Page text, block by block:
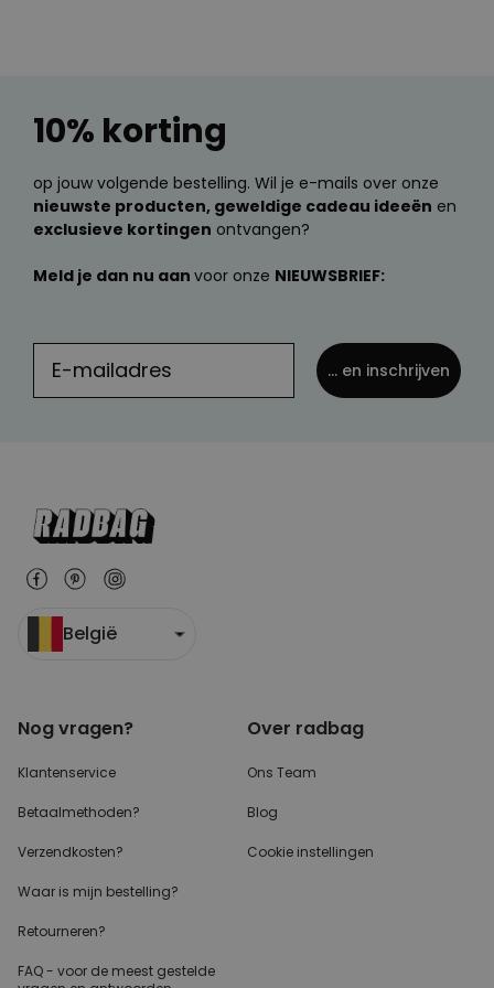
10% korting
op jouw volgende bestelling. Wil je e-mails over onze
nieuwste producten, geweldige cadeau ideeën en
exclusieve kortingen ontvangen?
Meld je dan nu aan voor onze NIEUWSBRIEF:
... en inschrijven
België
Nog vragen?
Klantenservice
Betaalmethoden?
Verzendkosten?
Waar is mijn bestelling?
Retourneren?
FAQ - voor de meest gestelde
Over radbag
Ons Team
Blog
Cookie instellingen